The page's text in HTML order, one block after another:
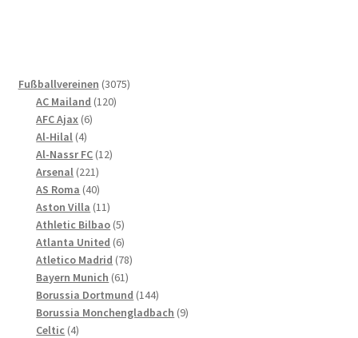
Fußballvereinen 30753075
AC Mailand 120120
AFC Ajax 66
Al-Hilal 44
Produkte
Al-Nassr FC 1212
Arsenal 221221
Produkte
AS Roma 4040
Produkte
Aston Villa 1111
Produkte
Athletic Bilbao 55
Produkte
Atlanta United 66
Produkte
Atletico Madrid 7878
Bayern Munich 6161
Produkte
Borussia Dortmund 144144
Produkte
Borussia Monchengladbach 99
Celtic 44